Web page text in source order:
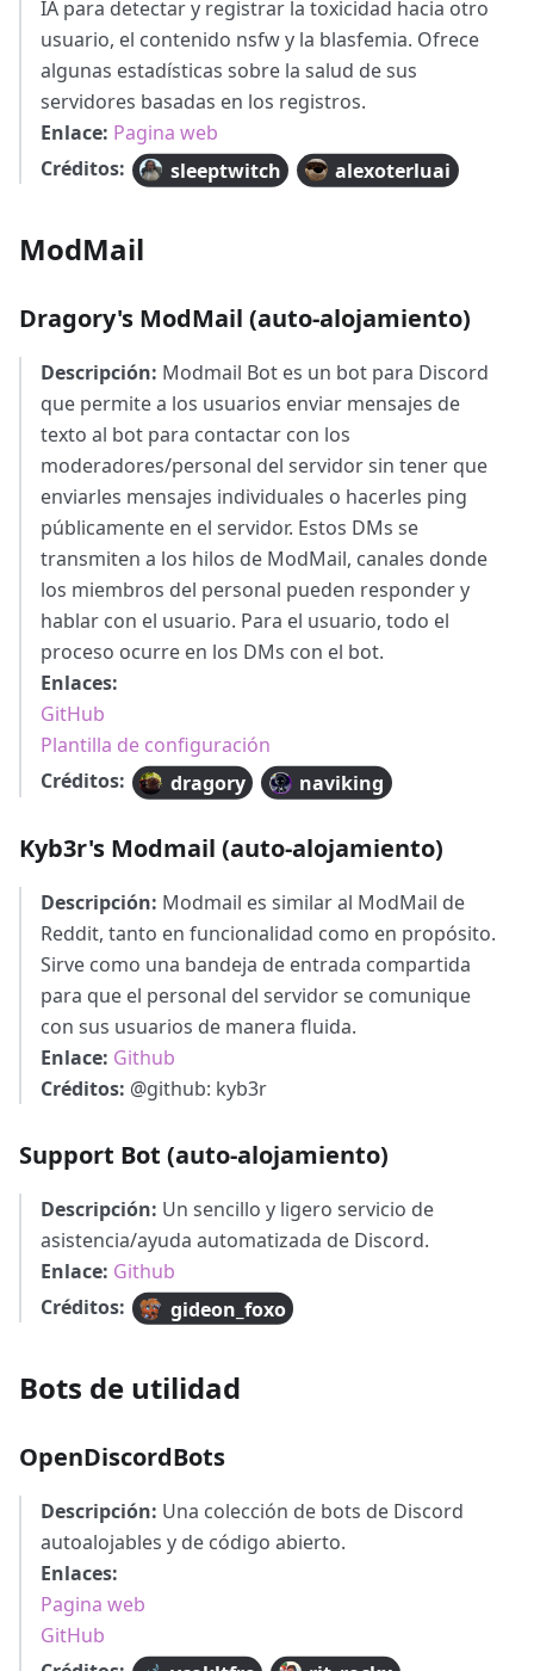
IA para detectar y registrar la toxicidad hacia otro
usuario, el contenido nsfw y la blasfemia. Ofrece
algunas estadísticas sobre la salud de sus
servidores basadas en los registros.
Enlace: Pagina web
Créditos:
sleeptwitch alexoterluai
ModMail
Dragory's ModMail (auto-alojamiento)
Descripción: Modmail Bot es un bot para Discord
que permite a los usuarios enviar mensajes de
texto al bot para contactar con los
moderadores/personal del servidor sin tener que
enviarles mensajes individuales o hacerles ping
públicamente en el servidor. Estos DMs se
transmiten a los hilos de ModMail, canales donde
los miembros del personal pueden responder y
hablar con el usuario. Para el usuario, todo el
proceso ocurre en los DMs con el bot.
Enlaces:
GitHub
Plantilla de configuración
Créditos:
dragory naviking
Kyb3r's Modmail (auto-alojamiento)
Descripción: Modmail es similar al ModMail de
Reddit, tanto en funcionalidad como en propósito.
Sirve como una bandeja de entrada compartida
para que el personal del servidor se comunique
con sus usuarios de manera fluida.
Enlace: Github
Créditos: @github: kyb3r
Support Bot (auto-alojamiento)
Descripción: Un sencillo y ligero servicio de
asistencia/ayuda automatizada de Discord.
Enlace: Github
Créditos:
gideon_foxo
Bots de utilidad
OpenDiscordBots
Descripción: Una colección de bots de Discord
autoalojables y de código abierto.
Enlaces:
Pagina web
GitHub